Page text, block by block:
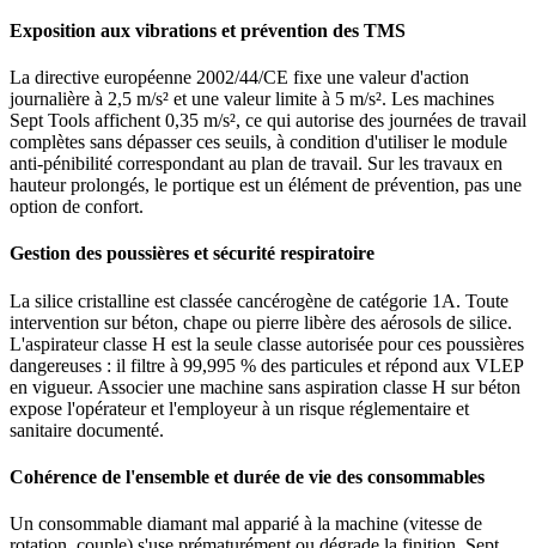
Exposition aux vibrations et prévention des TMS
La directive européenne 2002/44/CE fixe une valeur d'action
journalière à 2,5 m/s² et une valeur limite à 5 m/s². Les machines
Sept Tools affichent 0,35 m/s², ce qui autorise des journées de travail
complètes sans dépasser ces seuils, à condition d'utiliser le module
anti-pénibilité correspondant au plan de travail. Sur les travaux en
hauteur prolongés, le portique est un élément de prévention, pas une
option de confort.
Gestion des poussières et sécurité respiratoire
La silice cristalline est classée cancérogène de catégorie 1A. Toute
intervention sur béton, chape ou pierre libère des aérosols de silice.
L'aspirateur classe H est la seule classe autorisée pour ces poussières
dangereuses : il filtre à 99,995 % des particules et répond aux VLEP
en vigueur. Associer une machine sans aspiration classe H sur béton
expose l'opérateur et l'employeur à un risque réglementaire et
sanitaire documenté.
Cohérence de l'ensemble et durée de vie des consommables
Un consommable diamant mal apparié à la machine (vitesse de